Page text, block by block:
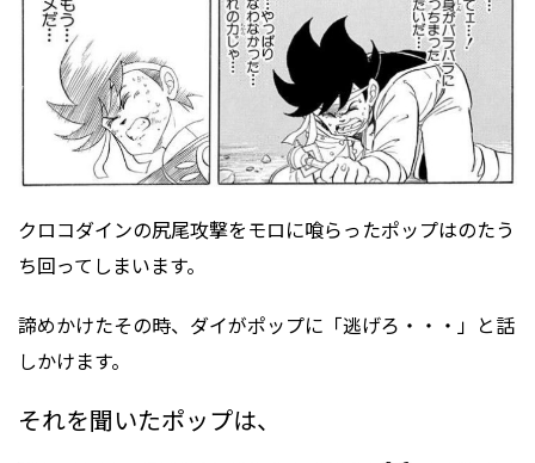
クロコダインの尻尾攻撃をモロに喰らったポップはのたう
ち回ってしまいます。
諦めかけたその時、ダイがポップに「逃げろ・・・」と話
しかけます。
それを聞いたポップは、